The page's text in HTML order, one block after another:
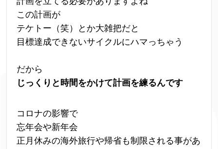
この計画が
テケトー（笑）とか大雑把だと
目標達成できないサイクルにハマっちゃう
だから
じっくりと時間をかけて計画を練るんです
コロナの影響で
忘年会や新年会
正月休みの海外旅行や帰省も制限される事があ